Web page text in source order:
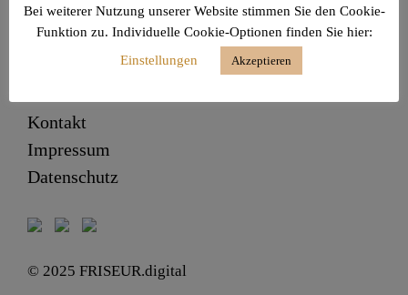
Kontakt
Impressum
Datenschutz
© 2025 FRISEUR.digital
Bei weiterer Nutzung unserer Website stimmen Sie den Cookie-
Funktion zu. Individuelle Cookie-Optionen finden Sie hier:
Einstellungen
Akzeptieren